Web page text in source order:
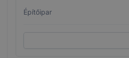
Építőipar